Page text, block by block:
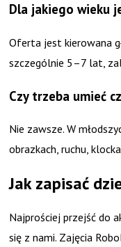
Dla jakiego wieku
Oferta jest kierowana
szczególnie 5–7 lat,
Czy trzeba umieć
Nie zawsze. W
obrazkach, ruchu,
Jak zapisać
Najprościej przejść do
się z nami. Zajęcia